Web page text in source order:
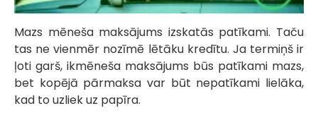
Mazs mēneša maksājums izskatās patīkami. Taču
tas ne vienmēr nozīmē lētāku kredītu. Ja termiņš ir
ļoti garš, ikmēneša maksājums būs patīkami mazs,
bet kopējā pārmaksa var būt nepatīkami lielāka,
kad to uzliek uz papīra.